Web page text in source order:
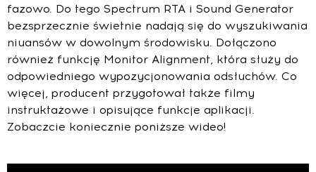
fazowo. Do tego Spectrum RTA i Sound Generator
bezsprzecznie świetnie nadają się do wyszukiwania
niuansów w dowolnym środowisku. Dołączono
również funkcję Monitor Alignment, która służy do
odpowiedniego wypozycjonowania odsłuchów. Co
więcej, producent przygotował także filmy
instruktażowe i opisujące funkcje aplikacji.
Zobaczcie koniecznie poniższe wideo!